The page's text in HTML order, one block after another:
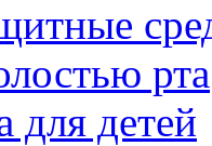
рта
для детей